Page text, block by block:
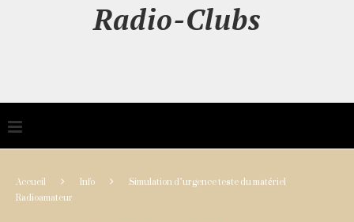
Radio-Clubs
Accueil Info Simulation d’urgence teste du matériel
Radioamateur